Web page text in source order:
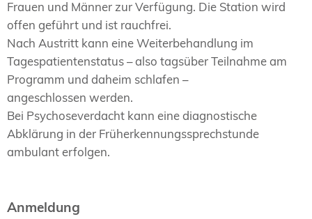
Frauen und Männer zur Verfügung. Die Station wird
offen geführt und ist rauchfrei.
Nach Austritt kann eine Weiterbehandlung im
Tagespatientenstatus – also tagsüber Teilnahme am
Programm und daheim schlafen –
angeschlossen werden.
Bei Psychoseverdacht kann eine diagnostische
Abklärung in der Früherkennungssprechstunde
ambulant erfolgen.
Anmeldung